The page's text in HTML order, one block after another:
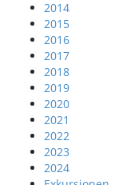
2014
2015
2016
2017
2018
2019
2020
2021
2022
2023
2024